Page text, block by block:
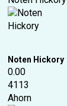
Noten Hickory
0.00
4113
Ahorn